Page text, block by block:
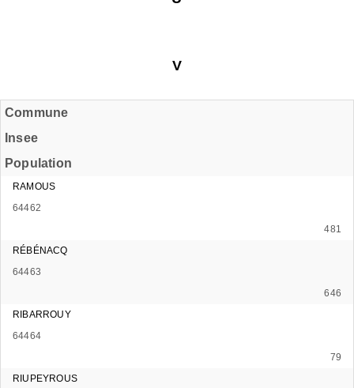
V
Commune
Insee
Population
RAMOUS
64462
481
RÉBÉNACQ
64463
646
RIBARROUY
64464
79
RIUPEYROUS